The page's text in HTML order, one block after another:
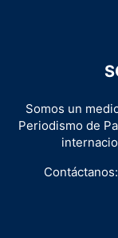
Somos un
Periodismo de
Contáctanos: